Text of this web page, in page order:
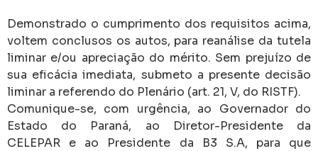
Demonstrado o cumprimento dos requisitos acima,
voltem conclusos os autos, para reanálise da tutela
liminar e/ou apreciação do mérito. Sem prejuízo de
sua eficácia imediata, submeto a presente decisão
liminar a referendo do Plenário (art. 21, V, do RISTF).
Comunique-se, com urgência, ao Governador do
Estado do Paraná, ao Diretor-Presidente da
CELEPAR e ao Presidente da B3 S.A, para que